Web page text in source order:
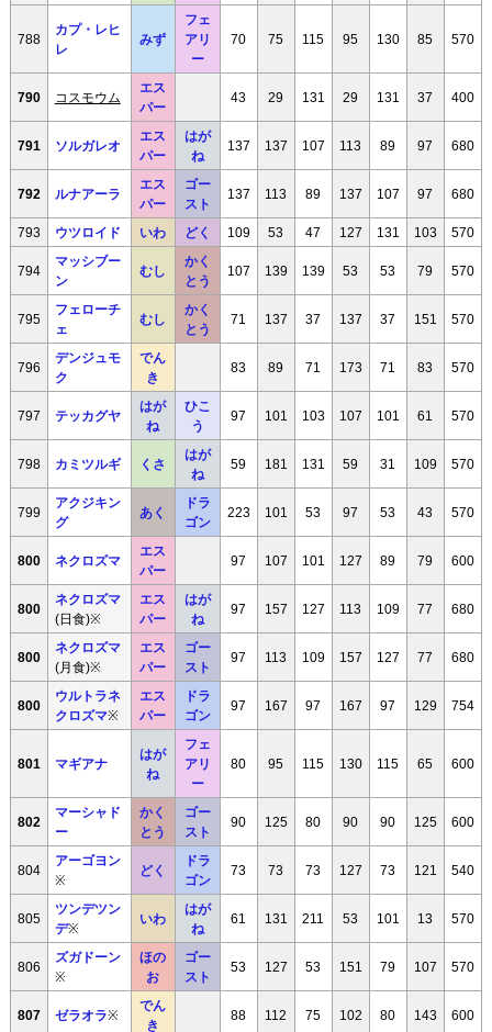
788
カプ・レヒ
レ
みず
フェ
アリ
ー
70 75 115 95 130 85 570
790 コスモウム
エス
パー
43 29 131 29 131 37 400
791 ソルガレオ
エス
パー
はが
ね
137 137 107 113 89 97 680
792 ルナアーラ
エス
パー
ゴー
スト
137 113 89 137 107 97 680
793 ウツロイド いわ どく 109 53 47 127 131 103 570
794
マッシブー
ン
むし
かく
とう
107 139 139 53 53 79 570
795
フェローチ
ェ
むし
かく
とう
71 137 37 137 37 151 570
796
デンジュモ
ク
でん
き
83 89 71 173 71 83 570
797 テッカグヤ
はが
ね
ひこ
う
97 101 103 107 101 61 570
798 カミツルギ くさ
はが
ね
59 181 131 59 31 109 570
799
アクジキン
グ
あく
ドラ
ゴン
223 101 53 97 53 43 570
800 ネクロズマ
エス
パー
97 107 101 127 89 79 600
800
ネクロズマ
(日食)※
エス
パー
はが
ね
97 157 127 113 109 77 680
800
ネクロズマ
(月食)※
エス
パー
ゴー
スト
97 113 109 157 127 77 680
800
ウルトラネ
クロズマ※
エス
パー
ドラ
ゴン
97 167 97 167 97 129 754
801 マギアナ
はが
ね
フェ
アリ
ー
80 95 115 130 115 65 600
802
マーシャド
ー
かく
とう
ゴー
スト
90 125 80 90 90 125 600
804
アーゴヨン
※
どく
ドラ
ゴン
73 73 73 127 73 121 540
805
ツンデツン
デ※
いわ
はが
ね
61 131 211 53 101 13 570
806
ズガドーン
※
ほの
お
ゴー
スト
53 127 53 151 79 107 570
807 ゼラオラ※
でん
き
88 112 75 102 80 143 600